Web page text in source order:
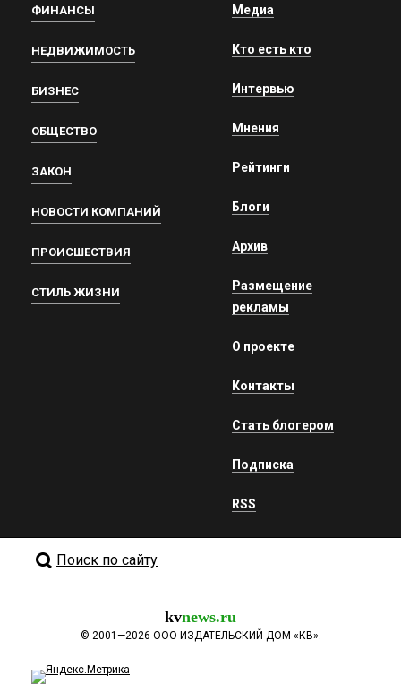
ФИНАНСЫ
НЕДВИЖИМОСТЬ
БИЗНЕС
ОБЩЕСТВО
ЗАКОН
НОВОСТИ КОМПАНИЙ
ПРОИСШЕСТВИЯ
СТИЛЬ ЖИЗНИ
Медиа
Кто есть кто
Интервью
Мнения
Рейтинги
Блоги
Архив
Размещение
рекламы
О проекте
Контакты
Стать блогером
Подписка
RSS
Поиск по сайту
kvnews.ru
© 2001—2026 ООО ИЗДАТЕЛЬСКИЙ ДОМ «КВ».